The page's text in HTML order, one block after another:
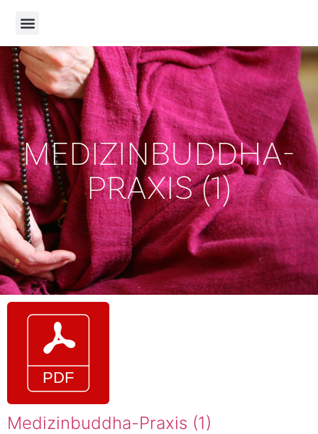
MEDIZINBUDDHA-
PRAXIS (1)
Medizinbuddha-Praxis (1)